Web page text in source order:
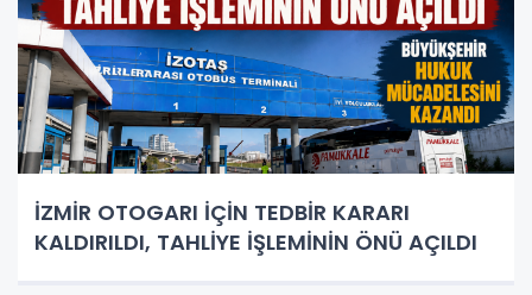
İZMİR OTOGARI İÇİN TEDBİR KARARI
KALDIRILDI, TAHLİYE İŞLEMİNİN ÖNÜ AÇILDI